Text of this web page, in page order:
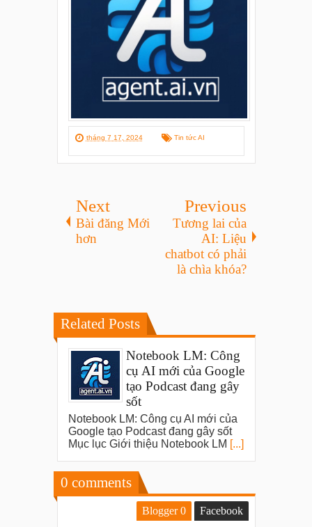
tháng 7 17, 2024 Tin tức AI
Next
Bài đăng Mới
hơn
Previous
Tương lai của
AI: Liệu
chatbot có phải
là chìa khóa?
Related Posts
Notebook LM: Công
cụ AI mới của Google
tạo Podcast đang gây
sốt
Notebook LM: Công cụ AI mới của
Google tạo Podcast đang gây sốt
Mục lục Giới thiệu Notebook LM [...]
0 comments
Blogger0 Facebook